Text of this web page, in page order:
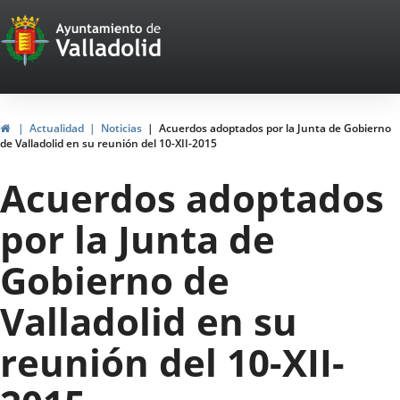
Portal
Web
del
Ayuntamiento
de
Valladolid
HomeActualidad Noticias
Acuerdos adoptados por la Junta de Gobierno
de Valladolid en su reunión del 10-XII-2015
Acuerdos adoptados
por la Junta de
Gobierno de
Valladolid en su
reunión del 10-XII-